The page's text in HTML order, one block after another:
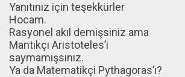
Yanıtınız için teşekkürler
Hocam.
Rasyonel akıl demişsiniz ama
Mantıkçı Aristoteles’i
saymamışsınız.
Ya da Matematikçi Pythagoras’ı?